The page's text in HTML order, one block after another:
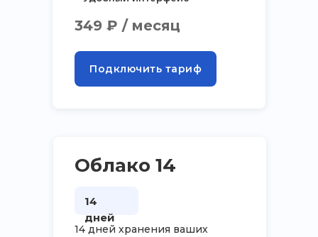
Облако 14
14
дней
349 ₽ / месяц
14 дней хранения ваших
Подключить тариф